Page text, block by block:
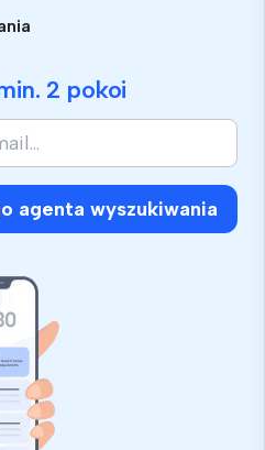
2 pokoi
agenta wyszukiwania